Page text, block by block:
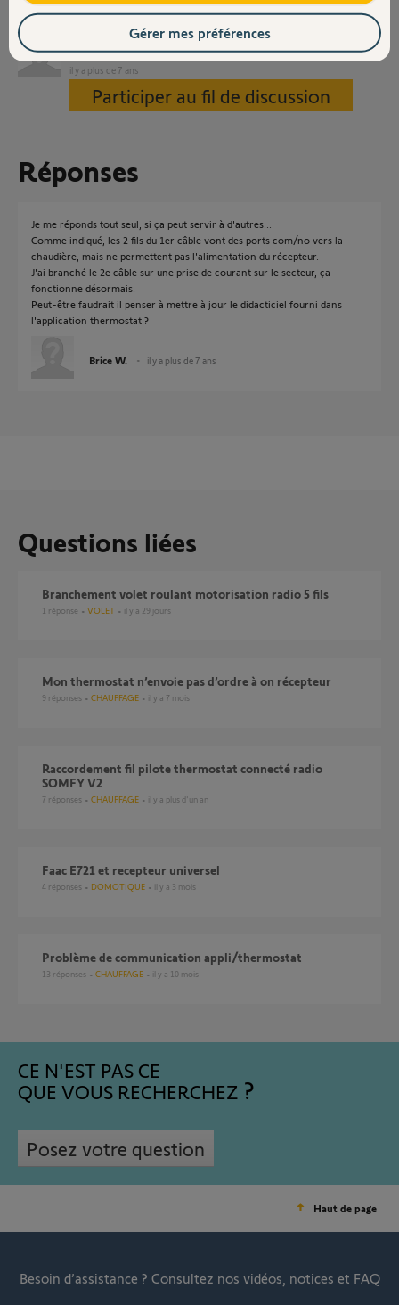
Brice W.
il y a plus de 7 ans
Participer au fil de discussion
Réponses
Je me réponds tout seul, si ça peut servir à d'autres...
Comme indiqué, les 2 fils du 1er câble vont des ports com/no vers la
chaudière, mais ne permettent pas l'alimentation du récepteur.
J'ai branché le 2e câble sur une prise de courant sur le secteur, ça
fonctionne désormais.
Peut-être faudrait il penser à mettre à jour le didacticiel fourni dans
l'application thermostat ?
Brice W. il y a plus de 7 ans
Questions liées
branchement volet roulant motorisation radio 5 fils
1 réponse VOLET il y a 29 jours
Mon thermostat n’envoie pas d’ordre à on récepteur
9 réponses CHAUFFAGE il y a 7 mois
raccordement fil pilote thermostat connecté radio
SOMFY V2
7 réponses CHAUFFAGE il y a plus d'un an
Faac E721 et recepteur universel
4 réponses DOMOTIQUE il y a 3 mois
Problème de communication appli/thermostat
13 réponses CHAUFFAGE il y a 10 mois
CE N'EST PAS CE
QUE VOUS RECHERCHEZ
Posez votre question
Haut de page
Besoin d’assistance ? Consultez nos vidéos, notices et FAQ
Gérer mes préférences